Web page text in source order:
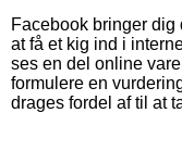
Facebook bringer
at få et kig ind i
ses en del online
formulere en
drages fordel af til at